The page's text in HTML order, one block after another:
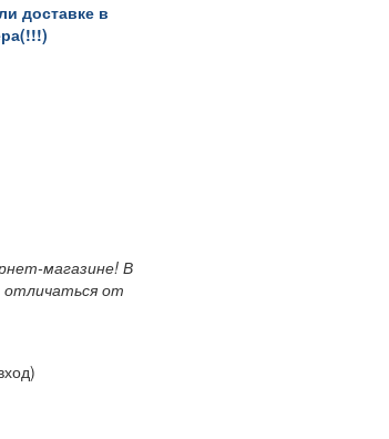
доставке в
магазине! В
отличаться от